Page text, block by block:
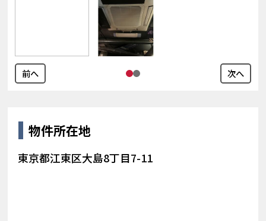
前へ 次へ
物件所在地
東京都江東区大島8丁目7-11